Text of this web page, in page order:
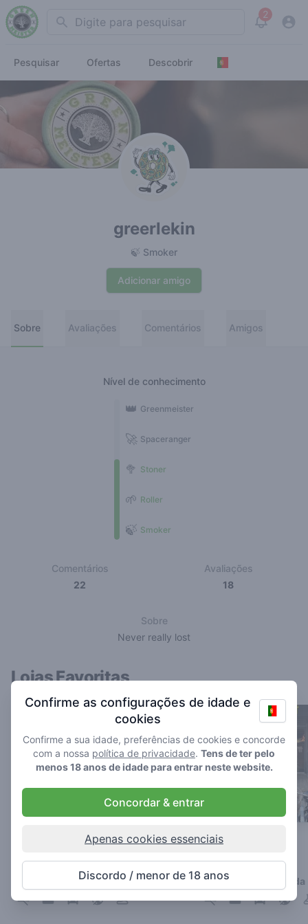
Search 2
View
Pesquisar Ofertas Descobrir
greerlekin
🍃 Smoker
Adicionar amigo
Sobre Avaliações Comentários Amigos
Nível de conhecimento
🍃 Smoker
🌱 Roller
🥦 Stoner
🚀 Spaceranger
👑 Greenmeister
Comentários
22
Avaliações
18
Sobre
Never really lost
Lojas Favoritas
4.8/ 5
Coffeeshop em Breda
FLY'N'Hy
4.3/ 5
Coffeeshop em Breda
Confirme as configurações de idade e
cookies
Confirme a sua idade, preferências de cookies e concorde
com a nossa política de privacidade. Tens de ter pelo
menos 18 anos de idade para entrar neste website.
Concordar & entrar
Apenas cookies essenciais
Discordo / menor de 18 anos